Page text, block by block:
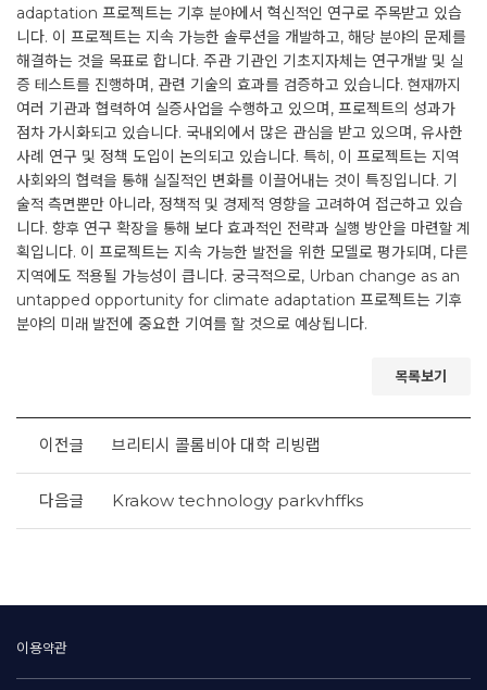
adaptation 프로젝트는 기후 분야에서 혁신적인 연구로 주목받고 있습
니다. 이 프로젝트는 지속 가능한 솔루션을 개발하고, 해당 분야의 문제를
해결하는 것을 목표로 합니다. 주관 기관인 기초지자체는 연구개발 및 실
증 테스트를 진행하며, 관련 기술의 효과를 검증하고 있습니다. 현재까지
여러 기관과 협력하여 실증사업을 수행하고 있으며, 프로젝트의 성과가
점차 가시화되고 있습니다. 국내외에서 많은 관심을 받고 있으며, 유사한
사례 연구 및 정책 도입이 논의되고 있습니다. 특히, 이 프로젝트는 지역
사회와의 협력을 통해 실질적인 변화를 이끌어내는 것이 특징입니다. 기
술적 측면뿐만 아니라, 정책적 및 경제적 영향을 고려하여 접근하고 있습
니다. 향후 연구 확장을 통해 보다 효과적인 전략과 실행 방안을 마련할 계
획입니다. 이 프로젝트는 지속 가능한 발전을 위한 모델로 평가되며, 다른
지역에도 적용될 가능성이 큽니다. 궁극적으로, Urban change as an
untapped opportunity for climate adaptation 프로젝트는 기후
분야의 미래 발전에 중요한 기여를 할 것으로 예상됩니다.
목록보기
이전글 브리티시 콜롬비아 대학 리빙랩
다음글 Krakow technology parkvhffks
이용약관